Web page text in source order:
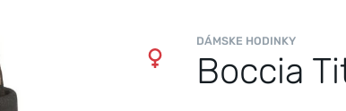
DÁMSKE HODINKY
Boccia